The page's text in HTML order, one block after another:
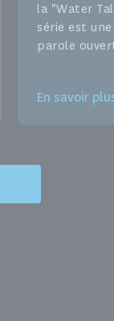
la "Water
série est
parole
En savoir